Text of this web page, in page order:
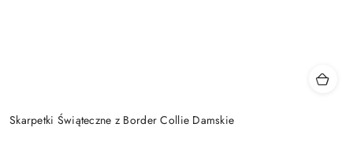
Skarpetki Świąteczne z Border Collie Damskie